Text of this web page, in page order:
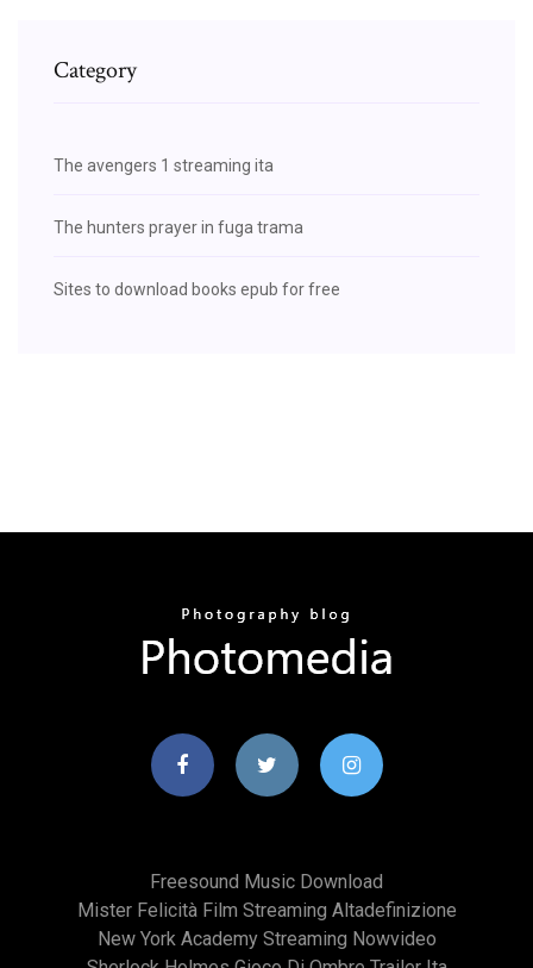
Category
The avengers 1 streaming ita
The hunters prayer in fuga trama
Sites to download books epub for free
Freesound Music Download
Mister Felicità Film Streaming Altadefinizione
New York Academy Streaming Nowvideo